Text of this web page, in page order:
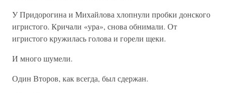
У Придорогина и Михайлова хлопнули пробки донского
игристого. Кричали «ура», снова обнимали. От
игристого кружилась голова и горели щеки.
И много шумели.
Один Второв, как всегда, был сдержан.